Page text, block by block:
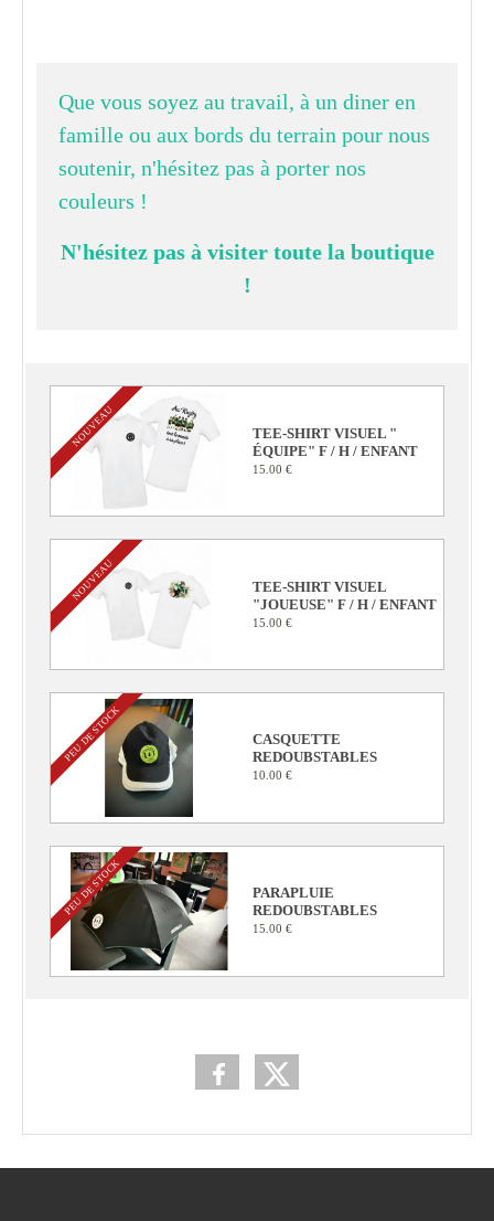
Que vous soyez au travail, à un diner en
famille ou aux bords du terrain pour nous
soutenir, n'hésitez pas à porter nos
couleurs !
N'hésitez pas à visiter toute la boutique
!
TEE-SHIRT VISUEL "
ÉQUIPE" F / H / ENFANT
15.00 €
NOUVEAU
TEE-SHIRT VISUEL
"JOUEUSE" F / H / ENFANT
15.00 €
NOUVEAU
CASQUETTE
REDOUBSTABLES
10.00 €
PEU DE STOCK
PARAPLUIE
REDOUBSTABLES
15.00 €
PEU DE STOCK